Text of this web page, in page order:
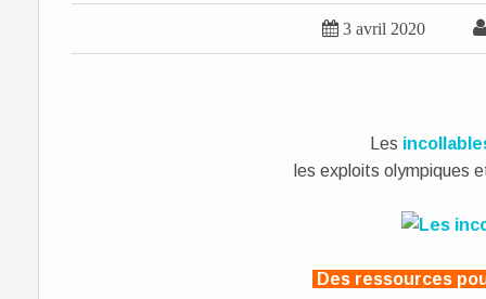
 3 avril 2020
Les
les exploits olympiques
Des ressources